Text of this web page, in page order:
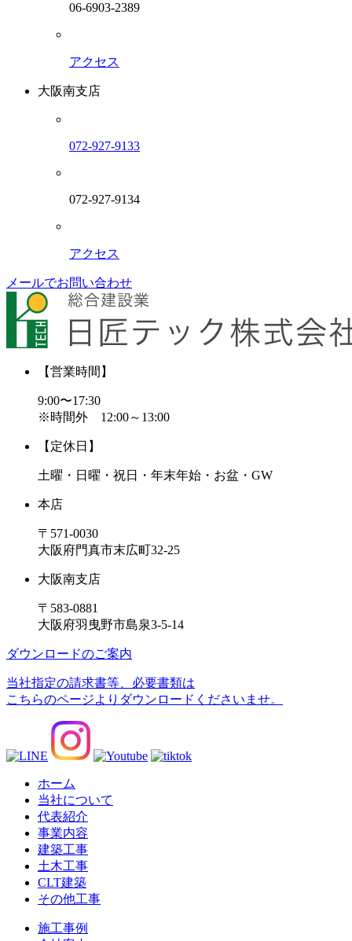
06-6903-2389
アクセス
大阪南支店
072-927-9133
072-927-9134
アクセス
メールでお問い合わせ
【営業時間】
9:00〜17:30
※時間外 12:00～13:00
【定休日】
土曜・日曜・祝日・年末年始・お盆・GW
本店
〒571-0030
大阪府門真市末広町32-25
大阪南支店
〒583-0881
大阪府羽曳野市島泉3-5-14
ダウンロードのご案内
当社指定の請求書等、必要書類は
こちらのページよりダウンロードくださいませ。
ホーム
当社について
代表紹介
事業内容
建築工事
土木工事
CLT建築
その他工事
施工事例